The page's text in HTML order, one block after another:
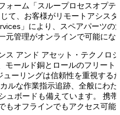
ォーム「スループロセスオプ
て、お客様がリモートアシス
」により、スペアパーツ
元管理がオンラインで可能にな
ス アンド アセット・テクノロ
モールド銅とロールのフリー
ーリングは信頼性を重視する
ルな作業指示追跡、全般にわ
ュボードも備えています。 携
もオフラインでもアクセス可能